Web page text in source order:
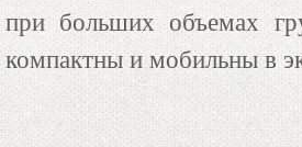
при больших объемах
компактны и мобильны в